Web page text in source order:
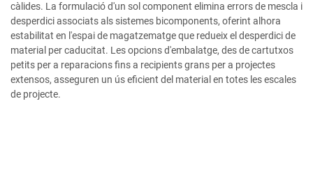
càlides. La formulació d'un sol component elimina errors de mescla i
desperdici associats als sistemes bicomponents, oferint alhora
estabilitat en l'espai de magatzematge que redueix el desperdici de
material per caducitat. Les opcions d'embalatge, des de cartutxos
petits per a reparacions fins a recipients grans per a projectes
extensos, asseguren un ús eficient del material en totes les escales
de projecte.